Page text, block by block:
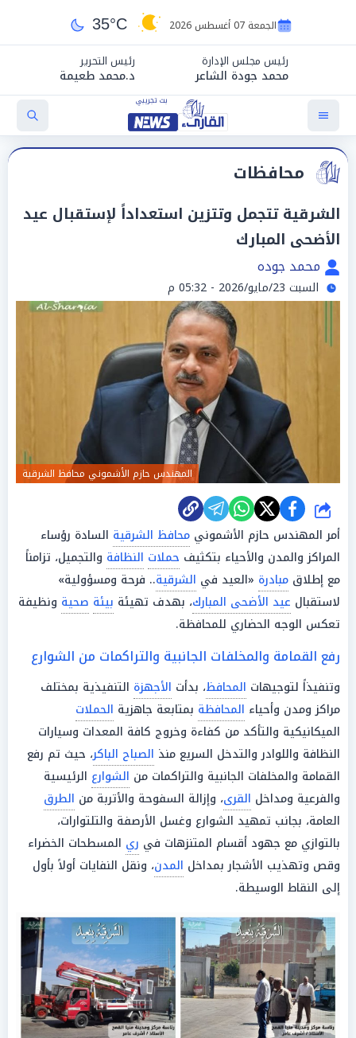
الجمعة 07 أغسطس 2026 35°C
رئيس مجلس الإدارة
محمد جودة الشاعر
رئيس التحرير
د.محمد طعيمة
محافظات
الشرقية تتجمل وتتزين استعداداً لإستقبال عيد
الأضحى المبارك
محمد جوده
السبت 23/مايو/2026 - 05:32 م
المهندس حازم الأشموني محافظ الشرقية
شارك
أمر المهندس حازم الأشموني محافظ الشرقية السادة رؤساء
المراكز والمدن والأحياء بتكثيف حملات النظافة والتجميل، تزامناً
مع إطلاق مبادرة «العيد في الشرقية.. فرحة ومسؤولية»
لاستقبال عيد الأضحى المبارك، بهدف تهيئة بيئة صحية ونظيفة
تعكس الوجه الحضاري للمحافظة.
رفع القمامة والمخلفات الجانبية والتراكمات من الشوارع
وتنفيذاً لتوجيهات المحافظ، بدأت الأجهزة التنفيذية بمختلف
مراكز ومدن وأحياء المحافظة بمتابعة جاهزية الحملات
الميكانيكية والتأكد من كفاءة وخروج كافة المعدات وسيارات
النظافة واللوادر والتدخل السريع منذ الصباح الباكر، حيث تم رفع
القمامة والمخلفات الجانبية والتراكمات من الشوارع الرئيسية
والفرعية ومداخل القرى، وإزالة السفوحة والأتربة من الطرق
العامة، بجانب تمهيد الشوارع وغسل الأرصفة والتلتوارات،
بالتوازي مع جهود أقسام المتنزهات في ري المسطحات الخضراء
وقص وتهذيب الأشجار بمداخل المدن، ونقل النفايات أولاً بأول
إلى النقاط الوسيطة.